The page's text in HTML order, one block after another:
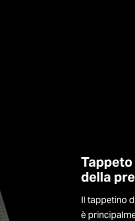
della
Il tappetino
è